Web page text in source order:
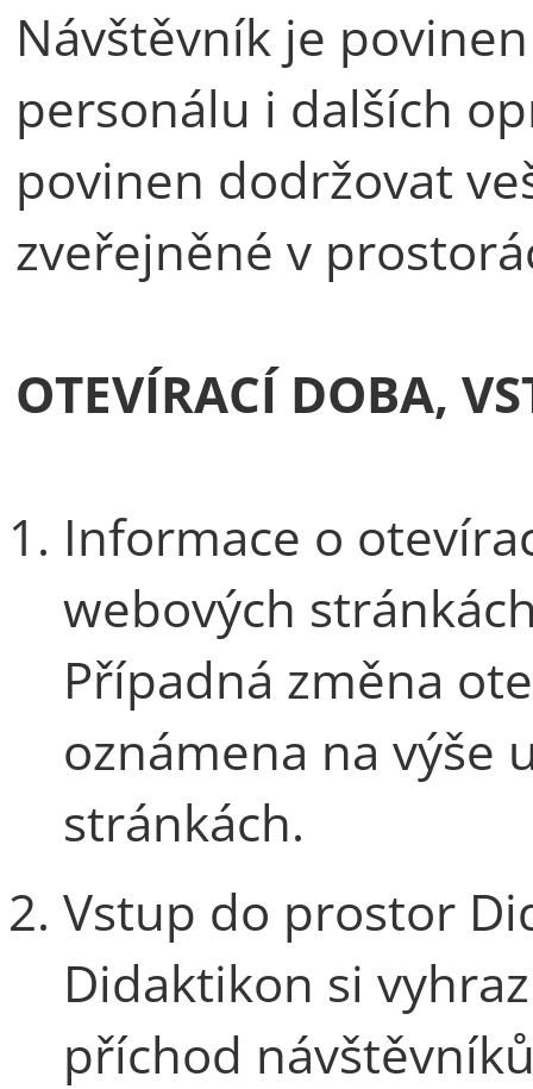
Návštěvník je
personálu i dalších
povinen dodržovat
zveřejněné v
OTEVÍRACÍ DOBA,
Informace o
webových
Případná změna
oznámena na výše
stránkách.
Vstup do prostor
Didaktikon si
příchod